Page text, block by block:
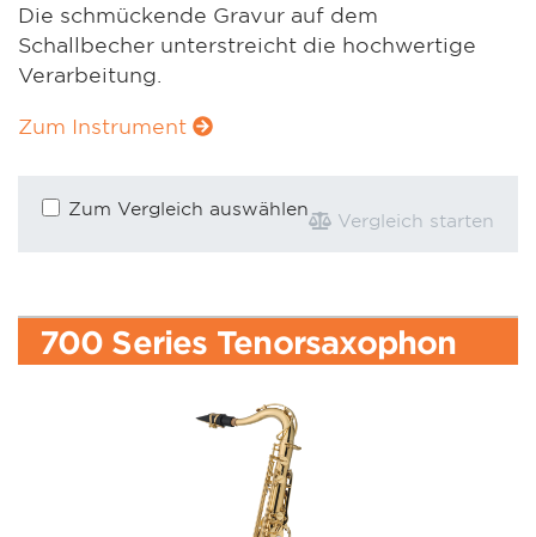
Die schmückende Gravur auf dem
Schallbecher unterstreicht die hochwertige
Verarbeitung.
Zum Instrument
Zum Vergleich auswählen
Vergleich starten
700 Series Tenorsaxophon